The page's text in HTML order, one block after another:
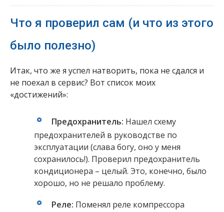
Что я проверил сам (и что из этого
было полезно)
Итак, что же я успел натворить, пока не сдался и
не поехал в сервис? Вот список моих
«достижений»:
Предохранитель: Нашел схему
предохранителей в руководстве по
эксплуатации (слава богу, оно у меня
сохранилось!). Проверил предохранитель
кондиционера – целый. Это, конечно, было
хорошо, но не решало проблему.
Реле: Поменял реле компрессора